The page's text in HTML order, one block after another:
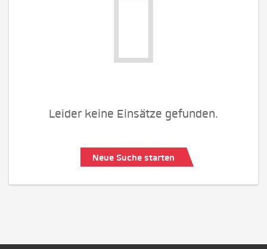
Leider keine Einsätze gefunden.
Neue Suche starten